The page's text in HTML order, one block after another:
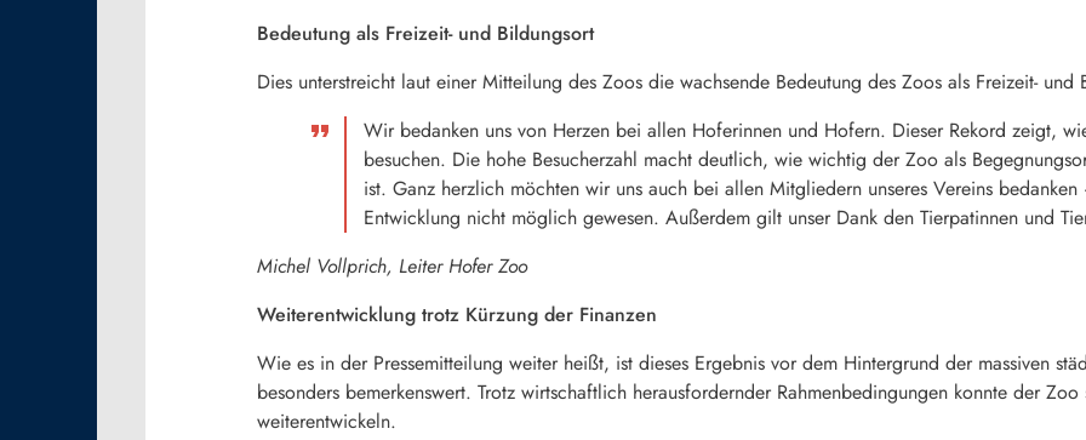
Bedeutung als Freizeit- und Bildungsort
Dies unterstreicht laut einer Mitteilung des Zoos die wachsende Bedeutung des Zoos als Freizeit-
Wir bedanken uns von Herzen bei allen Hoferinnen und Hofern. Dieser Rekord zeigt,
besuchen. Die hohe Besucherzahl macht deutlich, wie wichtig der Zoo als
ist. Ganz herzlich möchten wir uns auch bei allen Mitgliedern unseres Vereins
Entwicklung nicht möglich gewesen. Außerdem gilt unser Dank den Tierpatinnen und
Michel Vollprich, Leiter Hofer Zoo
Weiterentwicklung trotz Kürzung der Finanzen
Wie es in der Pressemitteilung weiter heißt, ist dieses Ergebnis vor dem Hintergrund der massiven
besonders bemerkenswert. Trotz wirtschaftlich herausfordernder Rahmenbedingungen konnte der
weiterentwickeln.